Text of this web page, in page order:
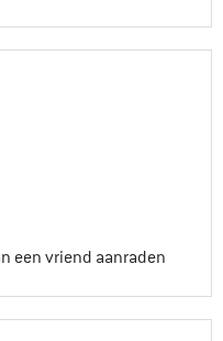
een vriend aanraden